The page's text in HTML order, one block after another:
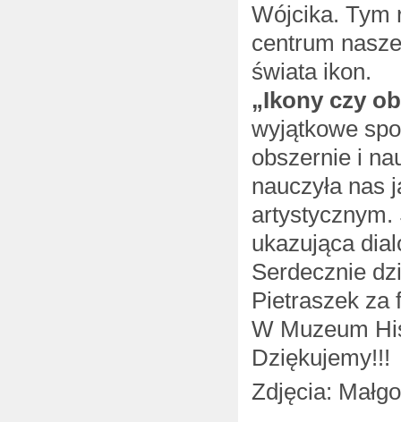
Wójcika. Tym
centrum
świata ikon.
„Ikony czy
wyjątkowe
obszernie i
nauczyła
artystycznym.
ukazująca
Serdecznie
Pietraszek za
W Muzeum
Dziękujemy!!!
Zdjęcia: